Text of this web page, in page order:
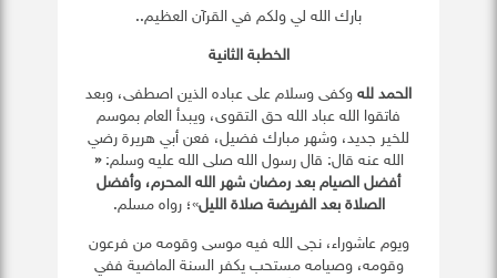
بارك الله لي ولكم في القرآن العظيم..
الخطبة الثانية
الحمد لله وكفى وسلام على عباده الذين اصطفى، وبعد
فاتقوا الله عباد الله حق التقوى، ويبدأ العام بموسم
للخير جديد، وشهر مبارك فضيل، فعن أبي هريرة رضي
الله عنه قال: قال رسول الله صلى الله عليه وسلم:«
أفضل الصيام بعد رمضان شهر الله المحرم، وأفضل
الصلاة بعد الفريضة صلاة الليل»؛ رواه مسلم.
ويوم عاشوراء، نجى الله فيه موسى وقومه من فرعون
وقومه، وصيامه مستحب يكفر السنة الماضية ففي